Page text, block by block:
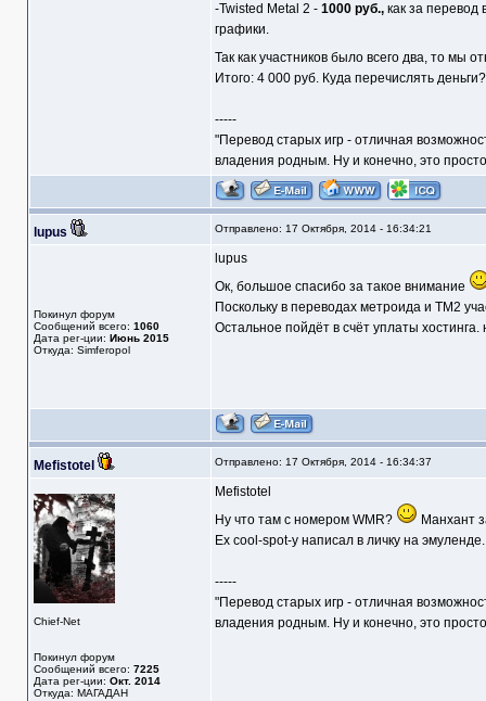
-Twisted Metal 2 - 1000 руб.,как за перевод
графики.
Так как участников было всего два, то мы
Итого: 4 000 руб. Куда перечислять деньги?
-----
"Перевод старых игр - отличная
владения родным. Ну и конечно, это
lupus Отправлено: 17 Октября, 2014 - 16:34:21
Покинул форум
Сообщений всего: 1060
Дата рег-ции: Июнь 2015
Откуда: Simferopol
lupus
Ок, большое спасибо за такое внимание
Поскольку в переводах метроида и ТМ2
Остальное пойдёт в счёт уплаты хостинга.
Mefistotel Отправлено: 17 Октября, 2014 - 16:34:37
Chief-Net
Покинул форум
Сообщений всего: 7225
Дата рег-ции: Окт. 2014
Откуда: МАГАДАН
Mefistotel
Ну что там с номером WMR?
Манхант
Ex cool-spot-у написал в личку на эмуленде.
-----
"Перевод старых игр - отличная
владения родным. Ну и конечно, это